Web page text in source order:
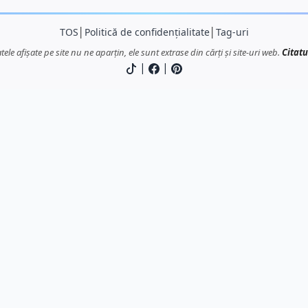
TOS Politică de confidențialitate│ Tag-uri
afișate pe site nu ne aparțin, ele sunt extrase din cărți și site-uri web.
| |